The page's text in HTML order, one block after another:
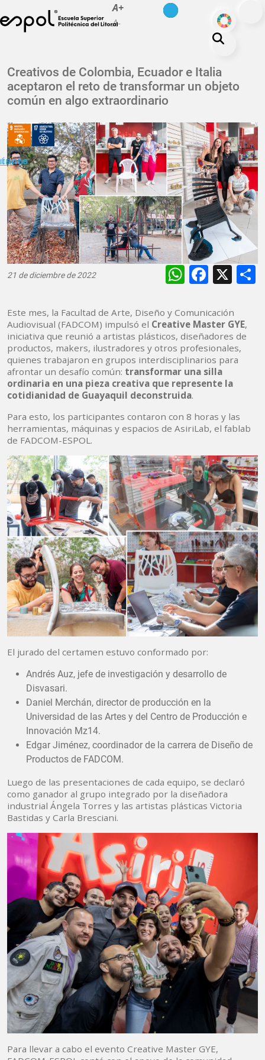
Pasar al contenido principal
A+
A-
ODS
La ESPOL
Educación
Vida politécnica
Investigación
Nuestra Huella
Transparencia
Creativos de Colombia, Ecuador e Italia
aceptaron el reto de transformar un objeto
común en algo extraordinario
21 de diciembre de 2022 X
Este mes, la Facultad de Arte, Diseño y Comunicación
Audiovisual (FADCOM) impulsó el Creative Master GYE,
iniciativa que reunió a artistas plásticos, diseñadores de
productos, makers, ilustradores y otros profesionales,
quienes trabajaron en grupos interdisciplinarios para
afrontar un desafío común: transformar una silla
ordinaria en una pieza creativa que represente la
cotidianidad de Guayaquil deconstruida.
Para esto, los participantes contaron con 8 horas y las
herramientas, máquinas y espacios de AsiriLab, el fablab
de FADCOM-ESPOL.
El jurado del certamen estuvo conformado por:
Andrés Auz, jefe de investigación y desarrollo de
Disvasari.
Daniel Merchán, director de producción en la
Universidad de las Artes y del Centro de Producción e
Innovación Mz14.
Edgar Jiménez, coordinador de la carrera de Diseño de
Productos de FADCOM.
Luego de las presentaciones de cada equipo, se declaró
como ganador al grupo integrado por la diseñadora
industrial Ángela Torres y las artistas plásticas Victoria
Bastidas y Carla Bresciani.
Para llevar a cabo el evento Creative Master GYE,